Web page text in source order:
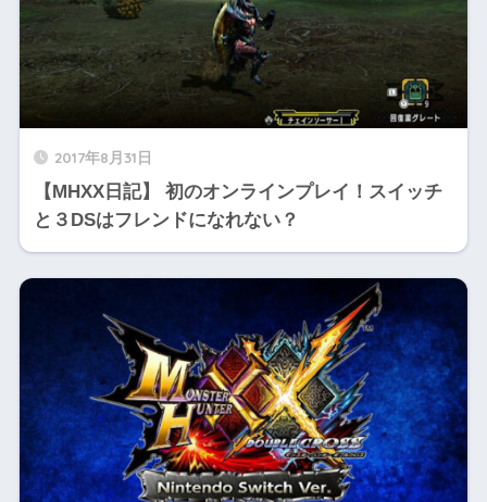
2017年8月31日
【MHXX日記】 初のオンラインプレイ！スイッチ
と３DSはフレンドになれない？